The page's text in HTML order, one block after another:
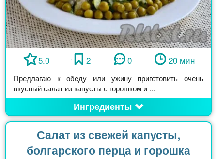
5.0 2 0 20 мин
Предлагаю к обеду или ужину приготовить очень
вкусный салат из капусты с горошком и ...
Ингредиенты
Салат из свежей капусты,
болгарского перца и горошка